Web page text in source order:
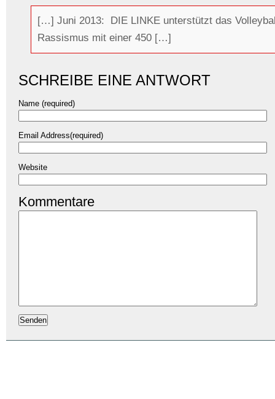
[…] Juni 2013: DIE LINKE unterstützt das
Rassismus mit einer 450 […]
SCHREIBE EINE ANTWORT
Name (required)
Email Address(required)
Website
Kommentare